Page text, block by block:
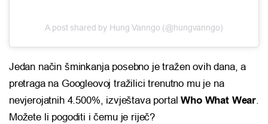
A post shared by Hung Vanngo (@hungvanngo)
Jedan način šminkanja posebno je tražen ovih dana, a
pretraga na Googleovoj tražilici trenutno mu je na
nevjerojatnih 4.500%, izvještava portalWho What Wear.
Možete li pogoditi i čemu je riječ?